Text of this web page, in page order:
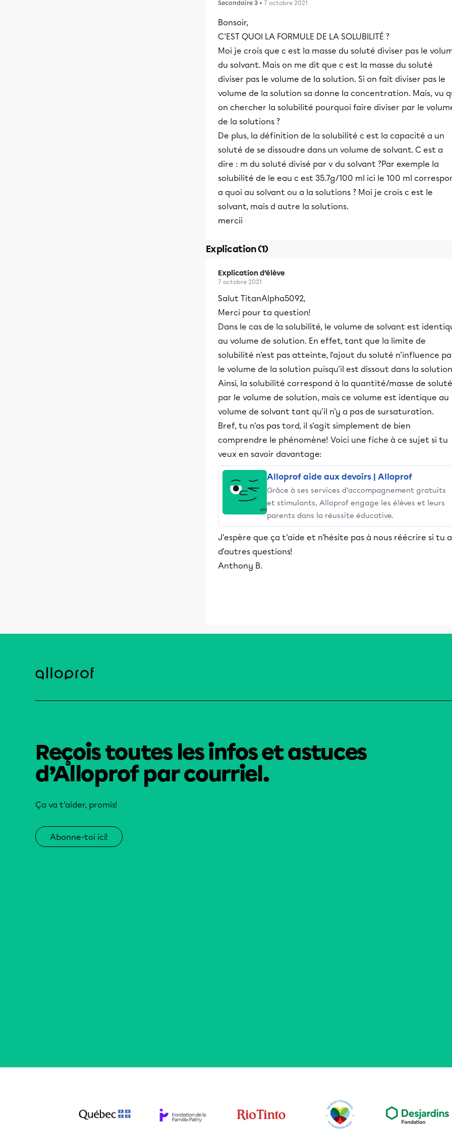
Secondaire 3 • 7 octobre 2021
Bonsoir,
C'EST QUOI LA FORMULE DE LA SOLUBILITÉ ?
Moi je crois que c est la masse du soluté diviser pas le
du solvant. Mais on me dit que c est la masse du soluté
diviser pas le volume de la solution. Si on fait diviser pas le
volume de la solution sa donne la concentration. Mais, vu
on chercher la solubilité pourquoi faire diviser par le
de la solutions ?
De plus, la définition de la solubilité c est la capacité a un
soluté de se dissoudre dans un volume de solvant. C est a
dire : m du soluté divisé par v du solvant ?Par exemple la
solubilité de le eau c est 35.7g/100 ml ici le 100 ml
a quoi au solvant ou a la solutions ? Moi je crois c est le
solvant, mais d autre la solutions.
mercii
Explication (1)
Explication d’élève
7 octobre 2021
Salut TitanAlpha5092,
Merci pour ta question!
Dans le cas de la solubilité, le volume de solvant est
au volume de solution. En effet, tant que la limite de
solubilité n'est pas atteinte, l'ajout du soluté n'influence
le volume de la solution puisqu'il est dissout dans la
Ainsi, la solubilité correspond à la quantité/masse de soluté
par le volume de solution, mais ce volume est identique au
volume de solvant tant qu'il n'y a pas de sursaturation.
Bref, tu n'as pas tord, il s'agit simplement de bien
comprendre le phénomène! Voici une fiche à ce sujet si tu
veux en savoir davantage:
Alloprof aide aux devoirs | Alloprof
Grâce à ses services d’accompagnement gratuits
et stimulants, Alloprof engage les élèves et leurs
parents dans la réussite éducative.
J'espère que ça t'aide et n'hésite pas à nous réécrire si tu
d'autres questions!
Anthony B.
Reçois toutes les infos et astuces
d’Alloprof par courriel.
Ça va t’aider, promis!
Abonne-toi ici!